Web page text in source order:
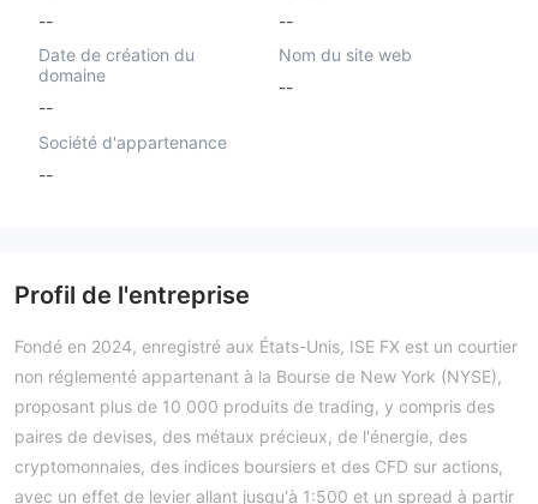
--
--
Date de création du
domaine
--
Nom du site web
--
Société d'appartenance
--
Profil de l'entreprise
Fondé en 2024, enregistré aux États-Unis, ISE FX est un courtier
non réglementé appartenant à la Bourse de New York (NYSE),
proposant plus de 10 000 produits de trading, y compris des
paires de devises, des métaux précieux, de l'énergie, des
cryptomonnaies, des indices boursiers et des CFD sur actions,
avec un effet de levier allant jusqu'à 1:500 et un spread à partir